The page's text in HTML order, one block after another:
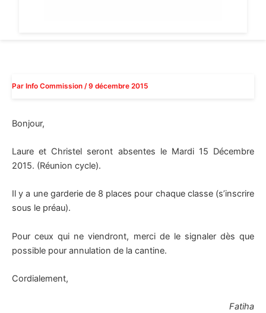
Par Info Commission /9 décembre 2015
Bonjour,
Laure et Christel seront absentes le Mardi 15 Décembre
2015. (Réunion cycle).
Il y a une garderie de 8 places pour chaque classe (s’inscrire
sous le préau).
Pour ceux qui ne viendront, merci de le signaler dès que
possible pour annulation de la cantine.
Cordialement,
Fatiha